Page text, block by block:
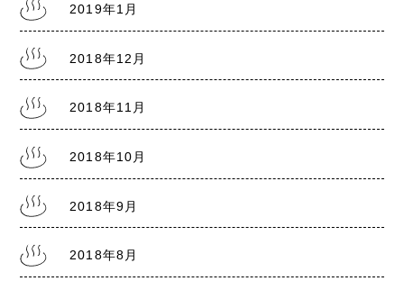
2019年1月
2018年12月
2018年11月
2018年10月
2018年9月
2018年8月